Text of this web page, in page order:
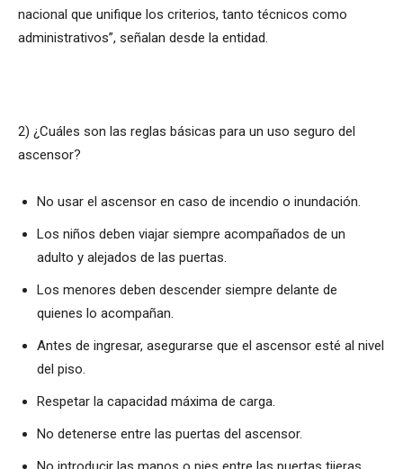
nacional que unifique los criterios, tanto técnicos como
administrativos”, señalan desde la entidad.
​2) ¿Cuáles son las reglas básicas para un uso seguro del
ascensor?
No usar el ascensor en caso de incendio o inundación.
Los niños deben viajar siempre acompañados de un
adulto y alejados de las puertas.
Los menores deben descender siempre delante de
quienes lo acompañan.
Antes de ingresar, asegurarse que el ascensor esté al nivel
del piso.
Respetar la capacidad máxima de carga.
No detenerse entre las puertas del ascensor.